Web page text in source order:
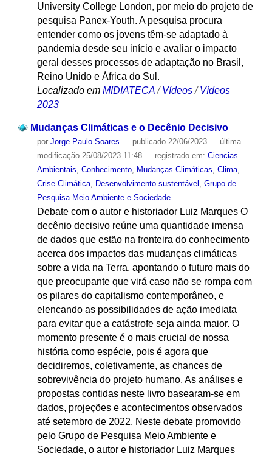
University College London, por meio do projeto de
pesquisa Panex-Youth. A pesquisa procura
entender como os jovens têm-se adaptado à
pandemia desde seu início e avaliar o impacto
geral desses processos de adaptação no Brasil,
Reino Unido e África do Sul.
Localizado em MIDIATECA /Vídeos /Vídeos
2023
Mudanças Climáticas e o Decênio Decisivo
por Jorge Paulo Soares — publicado22/06/2023 — última
modificação25/08/2023 11:48 — registrado em: Ciencias
Ambientais, Conhecimento, Mudanças Climáticas, Clima,
Crise Climática, Desenvolvimento sustentável , Grupo de
Pesquisa Meio Ambiente e Sociedade
Debate com o autor e historiador Luiz Marques O
decênio decisivo reúne uma quantidade imensa
de dados que estão na fronteira do conhecimento
acerca dos impactos das mudanças climáticas
sobre a vida na Terra, apontando o futuro mais do
que preocupante que virá caso não se rompa com
os pilares do capitalismo contemporâneo, e
elencando as possibilidades de ação imediata
para evitar que a catástrofe seja ainda maior. O
momento presente é o mais crucial de nossa
história como espécie, pois é agora que
decidiremos, coletivamente, as chances de
sobrevivência do projeto humano. As análises e
propostas contidas neste livro basearam-se em
dados, projeções e acontecimentos observados
até setembro de 2022. Neste debate promovido
pelo Grupo de Pesquisa Meio Ambiente e
Sociedade, o autor e historiador Luiz Marques